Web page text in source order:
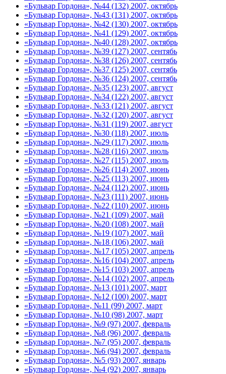
«Бульвар Гордона», №44 (132) 2007, октябрь
«Бульвар Гордона», №43 (131) 2007, октябрь
«Бульвар Гордона», №42 (130) 2007, октябрь
«Бульвар Гордона», №41 (129) 2007, октябрь
«Бульвар Гордона», №40 (128) 2007, октябрь
«Бульвар Гордона», №39 (127) 2007, сентябь
«Бульвар Гордона», №38 (126) 2007, сентябь
«Бульвар Гордона», №37 (125) 2007, сентябь
«Бульвар Гордона», №36 (124) 2007, сентябь
«Бульвар Гордона», №35 (123) 2007, август
«Бульвар Гордона», №34 (122) 2007, август
«Бульвар Гордона», №33 (121) 2007, август
«Бульвар Гордона», №32 (120) 2007, август
«Бульвар Гордона», №31 (119) 2007, август
«Бульвар Гордона», №30 (118) 2007, июль
«Бульвар Гордона», №29 (117) 2007, июль
«Бульвар Гордона», №28 (116) 2007, июль
«Бульвар Гордона», №27 (115) 2007, июль
«Бульвар Гордона», №26 (114) 2007, июнь
«Бульвар Гордона», №25 (113) 2007, июнь
«Бульвар Гордона», №24 (112) 2007, июнь
«Бульвар Гордона», №23 (111) 2007, июнь
«Бульвар Гордона», №22 (110) 2007, июнь
«Бульвар Гордона», №21 (109) 2007, май
«Бульвар Гордона», №20 (108) 2007, май
«Бульвар Гордона», №19 (107) 2007, май
«Бульвар Гордона», №18 (106) 2007, май
«Бульвар Гордона», №17 (105) 2007, апрель
«Бульвар Гордона», №16 (104) 2007, апрель
«Бульвар Гордона», №15 (103) 2007, апрель
«Бульвар Гордона», №14 (102) 2007, апрель
«Бульвар Гордона», №13 (101) 2007, март
«Бульвар Гордона», №12 (100) 2007, март
«Бульвар Гордона», №11 (99) 2007, март
«Бульвар Гордона», №10 (98) 2007, март
«Бульвар Гордона», №9 (97) 2007, февраль
«Бульвар Гордона», №8 (96) 2007, февраль
«Бульвар Гордона», №7 (95) 2007, февраль
«Бульвар Гордона», №6 (94) 2007, февраль
«Бульвар Гордона», №5 (93) 2007, январь
«Бульвар Гордона», №4 (92) 2007, январь